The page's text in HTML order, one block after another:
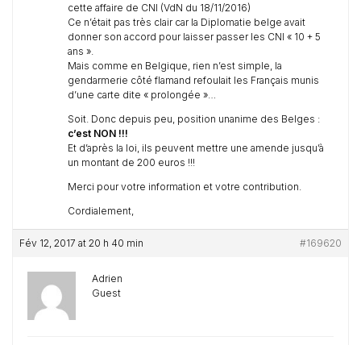
cette affaire de CNI (VdN du 18/11/2016)
Ce n’était pas très clair car la Diplomatie belge avait
donner son accord pour laisser passer les CNI « 10 + 5
ans ».
Mais comme en Belgique, rien n’est simple, la
gendarmerie côté flamand refoulait les Français munis
d’une carte dite « prolongée »…
Soit. Donc depuis peu, position unanime des Belges :
c’est NON !!!
Et d’après la loi, ils peuvent mettre une amende jusqu’à
un montant de 200 euros !!!
Merci pour votre information et votre contribution.
Cordialement,
Fév 12, 2017 at 20 h 40 min #169620
Adrien
Guest